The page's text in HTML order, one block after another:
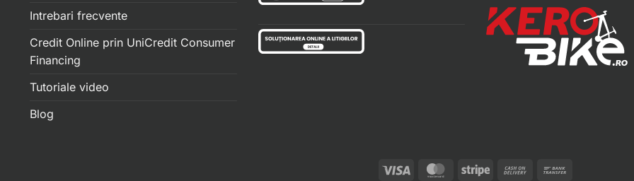
Intrebari frecvente
Credit Online prin UniCredit Consumer
Financing
Tutoriale video
Blog
Visa MasterCard
Stripe
Cash